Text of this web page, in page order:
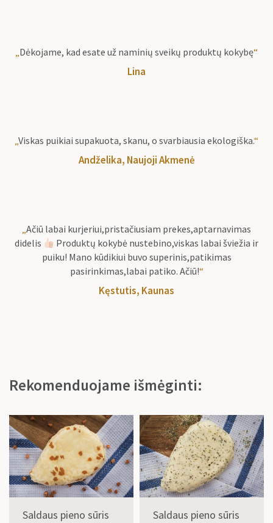
„Dėkojame, kad esate už naminių sveikų produktų kokybę“
Lina
„Viskas puikiai supakuota, skanu, o svarbiausia ekologiška.“
Andželika, Naujoji Akmenė
„Ačiū labai kurjeriui,pristačiusiam prekes,aptarnavimas
didelis
Produktų kokybė nustebino,viskas labai šviežia ir
puiku! Mano kūdikiui buvo superinis,patikimas
pasirinkimas,labai patiko. Ačiū!“
Kęstutis, Kaunas
Rekomenduojame išmėginti:
Saldaus pieno sūris
Saldaus pieno sūris